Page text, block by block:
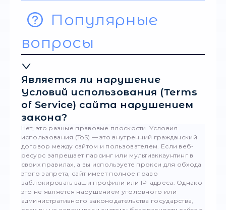
Ответственность
корпоративная
безопасность
Отдельным пунктом в вопросе комплаенса
(соответствия закону) стоит безопасность
инструментов. Многие начинающие
целью экономии пытаются использовать
бесплатные публичные списки адресов.
скрытая угроза, за которую рано или рано
наступит юридическая и финансовая
[відповідальність за використання проксі].
Бесплатные серверы часто создаются
киберпреступниками как «медовая